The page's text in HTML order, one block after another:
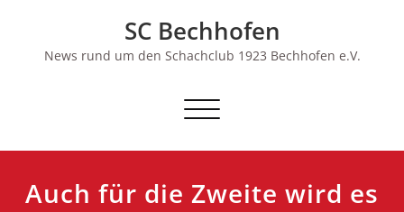
SC Bechhofen
News rund um den Schachclub 1923 Bechhofen e.V.
Schalte
Auch für die Zweite wird es